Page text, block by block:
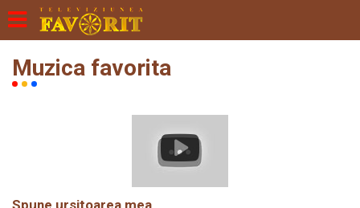
Muzica favorita
Spune ursitoarea mea